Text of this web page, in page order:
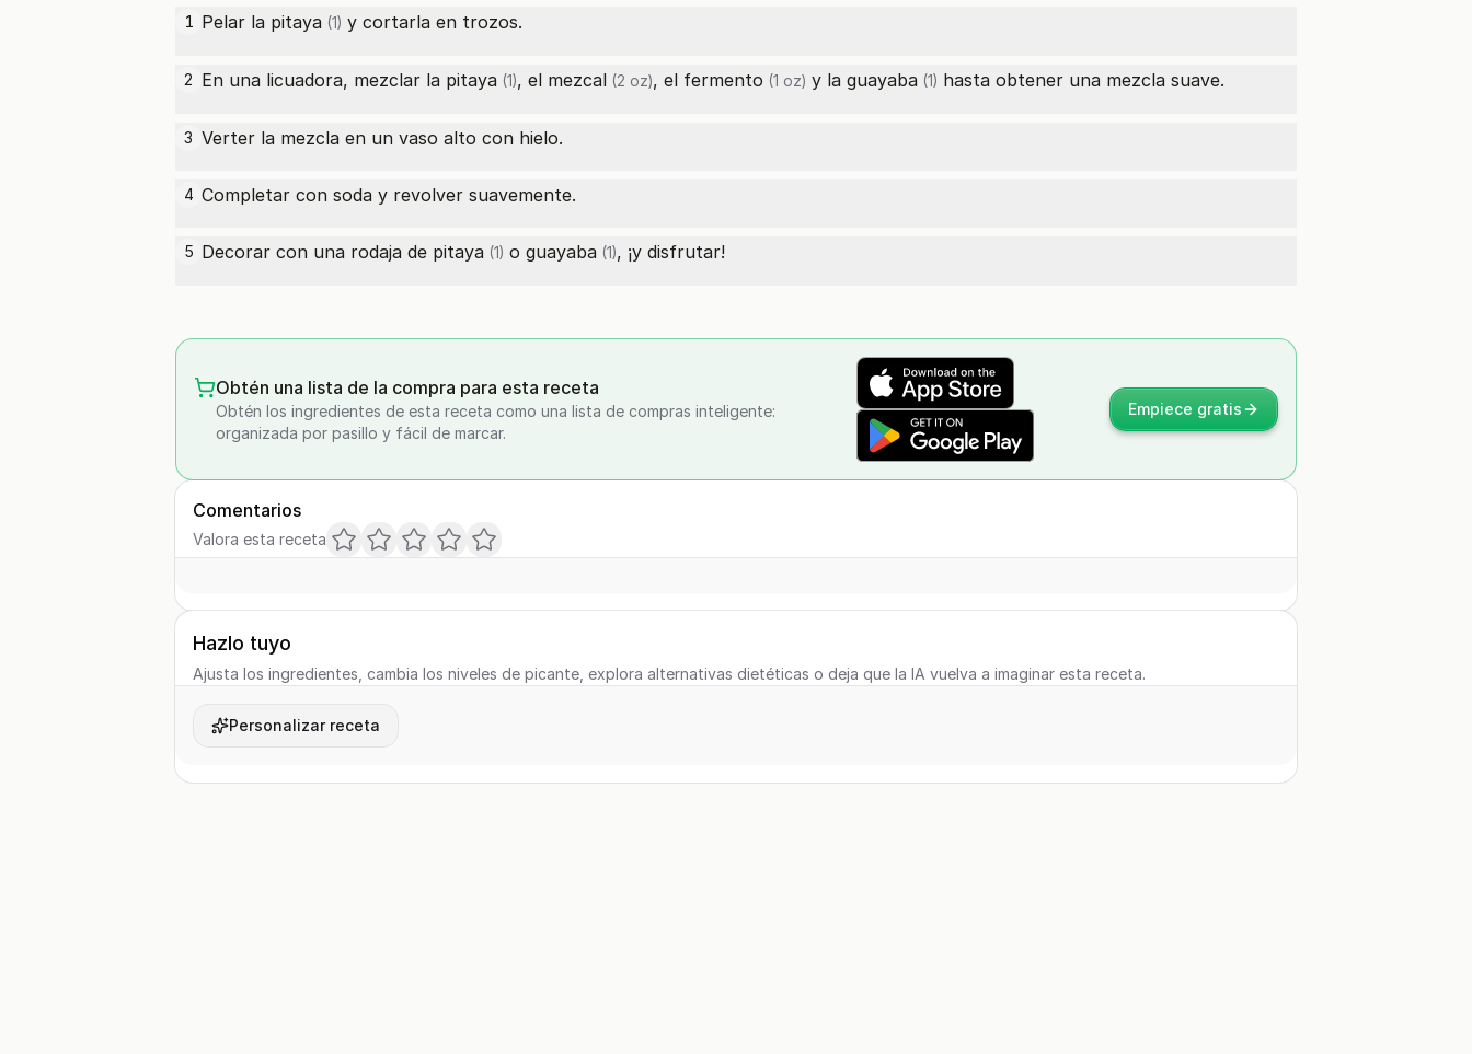
1 Pelar la pitaya (1) y cortarla en trozos.
2 En una licuadora, mezclar la pitaya (1), el mezcal (2 oz), el fermento (1 oz) y la guayaba (1) hasta obtener una mezcla suave.
3 Verter la mezcla en un vaso alto con hielo.
4 Completar con soda y revolver suavemente.
5 Decorar con una rodaja de pitaya (1) o guayaba (1), ¡y disfrutar!
Obtén una lista de la compra para esta receta
Obtén los ingredientes de esta receta como una lista de compras inteligente:
organizada por pasillo y fácil de marcar.
Empiece gratis
Comentarios
Valora esta receta
Hazlo tuyo
Ajusta los ingredientes, cambia los niveles de picante, explora alternativas dietéticas o deja que la IA vuelva a imaginar esta receta.
Personalizar receta